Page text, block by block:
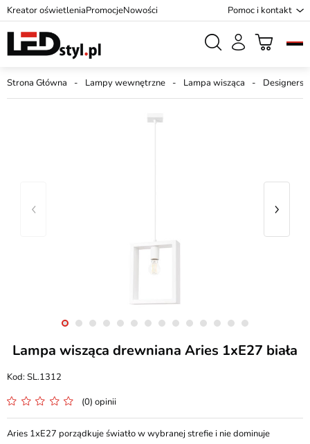
Kreator oświetleniaPromocjeNowości Pomoc i kontakt
Strona Główna Lampy wewnętrzne Lampa wisząca
Lampa wisząca drewniana Aries 1xE27 biała
SL.1312
(0) opinii
Aries 1xE27 porządkuje światło w wybranej strefie i nie dominuje